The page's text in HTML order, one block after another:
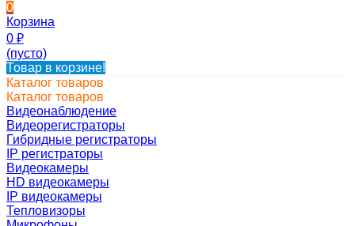
0
Корзина
0 ₽
(пусто)
Товар в корзине!
Каталог товаров
Каталог товаров
Видеонаблюдение
Видеорегистраторы
Гибридные регистраторы
IP регистраторы
Видеокамеры
HD видеокамеры
IP видеокамеры
Тепловизоры